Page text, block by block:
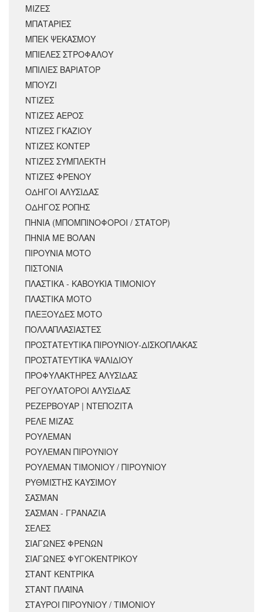
ΜΙΖΕΣ
ΜΠΑΤΑΡΙΕΣ
ΜΠΕΚ ΨΕΚΑΣΜΟΥ
ΜΠΙΕΛΕΣ ΣΤΡΟΦΑΛΟΥ
ΜΠΙΛΙΕΣ ΒΑΡΙΑΤΟΡ
ΜΠΟΥΖΙ
ΝΤΙΖΕΣ
ΝΤΙΖΕΣ ΑΕΡΟΣ
ΝΤΙΖΕΣ ΓΚΑΖΙΟΥ
ΝΤΙΖΕΣ ΚΟΝΤΕΡ
ΝΤΙΖΕΣ ΣΥΜΠΛΕΚΤΗ
ΝΤΙΖΕΣ ΦΡΕΝΟΥ
ΟΔΗΓΟΙ ΑΛΥΣΙΔΑΣ
ΟΔΗΓΟΣ ΡΟΠΗΣ
ΠΗΝΙΑ (ΜΠΟΜΠΙΝΟΦΟΡΟΙ / ΣΤΑΤΟΡ)
ΠΗΝΙΑ ΜΕ ΒΟΛΑΝ
ΠΙΡΟΥΝΙΑ ΜΟΤΟ
ΠΙΣΤΟΝΙΑ
ΠΛΑΣΤΙΚΑ - ΚΑΒΟΥΚΙΑ ΤΙΜΟΝΙΟΥ
ΠΛΑΣΤΙΚΑ ΜΟΤΟ
ΠΛΕΞΟΥΔΕΣ ΜΟΤΟ
ΠΟΛΛΑΠΛΑΣΙΑΣΤΕΣ
ΠΡΟΣΤΑΤΕΥΤΙΚΑ ΠΙΡΟΥΝΙΟΥ-ΔΙΣΚΟΠΛΑΚΑΣ
ΠΡΟΣΤΑΤΕΥΤΙΚΑ ΨΑΛΙΔΙΟΥ
ΠΡΟΦΥΛΑΚΤΗΡΕΣ ΑΛΥΣΙΔΑΣ
ΡΕΓΟΥΛΑΤΟΡΟΙ ΑΛΥΣΙΔΑΣ
ΡΕΖΕΡΒΟΥΑΡ | ΝΤΕΠΟΖΙΤΑ
ΡΕΛΕ ΜΙΖΑΣ
ΡΟΥΛΕΜΑΝ
ΡΟΥΛΕΜΑΝ ΠΙΡΟΥΝΙΟΥ
ΡΟΥΛΕΜΑΝ ΤΙΜΟΝΙΟΥ / ΠΙΡΟΥΝΙΟΥ
ΡΥΘΜΙΣΤΗΣ ΚΑΥΣΙΜΟΥ
ΣΑΣΜΑΝ
ΣΑΣΜΑΝ - ΓΡΑΝΑΖΙΑ
ΣΕΛΕΣ
ΣΙΑΓΩΝΕΣ ΦΡΕΝΩΝ
ΣΙΑΓΩΝΕΣ ΦΥΓΟΚΕΝΤΡΙΚΟΥ
ΣΤΑΝΤ ΚΕΝΤΡΙΚΑ
ΣΤΑΝΤ ΠΛΑΪΝΑ
ΣΤΑΥΡΟΙ ΠΙΡΟΥΝΙΟΥ / ΤΙΜΟΝΙΟΥ